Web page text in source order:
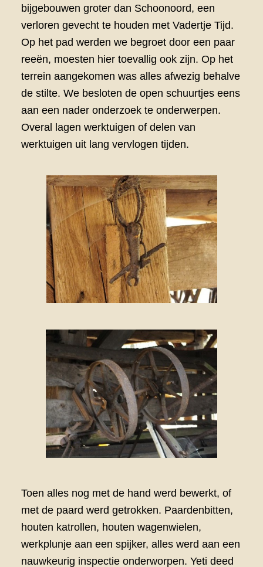
bijgebouwen groter dan Schoonoord, een
verloren gevecht te houden met Vadertje Tijd.
Op het pad werden we begroet door een paar
reeën, moesten hier toevallig ook zijn. Op het
terrein aangekomen was alles afwezig behalve
de stilte. We besloten de open schuurtjes eens
aan een nader onderzoek te onderwerpen.
Overal lagen werktuigen of delen van
werktuigen uit lang vervlogen tijden.
Toen alles nog met de hand werd bewerkt, of
met de paard werd getrokken. Paardenbitten,
houten katrollen, houten wagenwielen,
werkplunje aan een spijker, alles werd aan een
nauwkeurig inspectie onderworpen. Yeti deed